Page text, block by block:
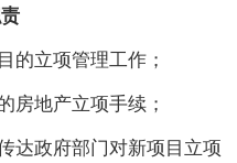
立项管理工作；
地产立项手续；
政府部门对新项目立项